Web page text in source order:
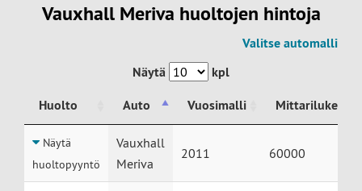
Vauxhall Meriva huoltojen hintoja
Valitse automalli
Näytä
kpl
Huolto
Auto Vuosimalli
Mittarilukema
Huolto
Auto
Näytä
huoltopyyntö
Vauxhall
Meriva
2011 60000